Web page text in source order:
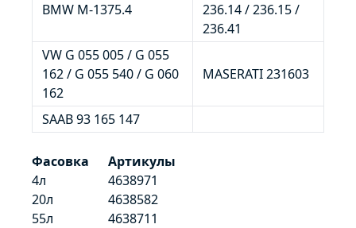
BMW M-1375.4
236.14 / 236.15 /
236.41
VW G 055 005 / G 055
162 / G 055 540 / G 060
162
MASERATI 231603
SAAB 93 165 147
Фасовка
Артикулы
4л
4638971
20л
4638582
55л
4638711